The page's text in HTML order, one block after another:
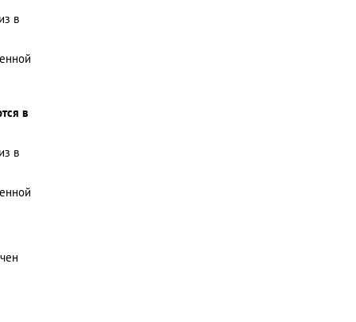
в
в
в